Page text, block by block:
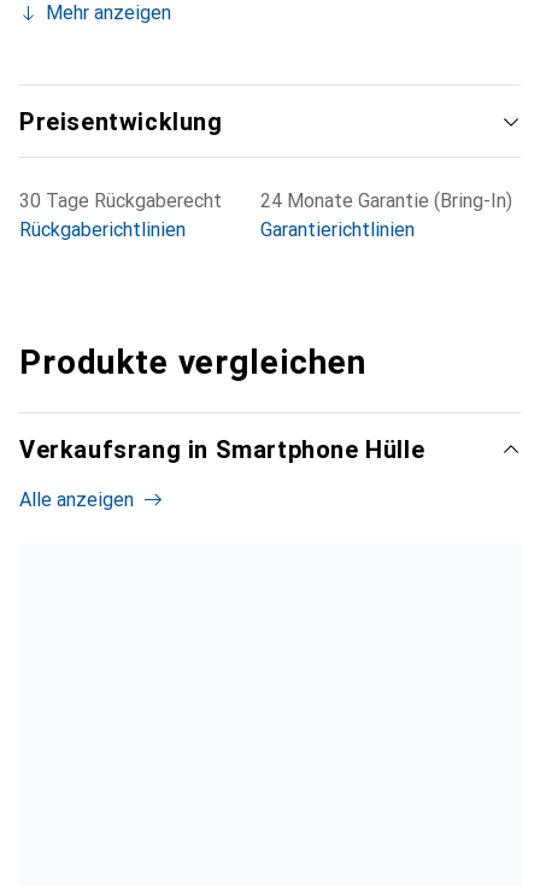
Mehr anzeigen
Preisentwicklung
30 Tage Rückgaberecht
Rückgaberichtlinien
24 Monate Garantie (Bring-In)
Garantierichtlinien
Produkte vergleichen
Verkaufsrang in Smartphone Hülle
Alle anzeigen